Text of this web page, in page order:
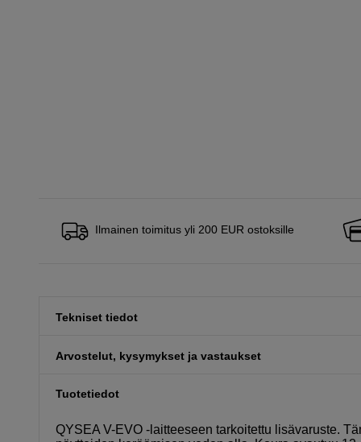
Ilmainen toimitus yli 200 EUR ostoksille
Tekniset tiedot
Arvostelut, kysymykset ja vastaukset
Tuotetiedot
QYSEA V-EVO -laitteeseen tarkoitettu lisävaruste.